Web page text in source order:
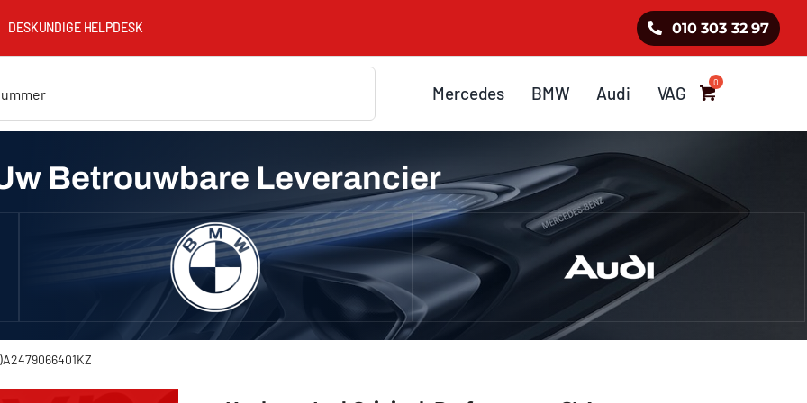
DESKUNDIGE HELPDESK 010 303 32 97
Mercedes BMW Audi VAG
Betrouwbare Leverancier